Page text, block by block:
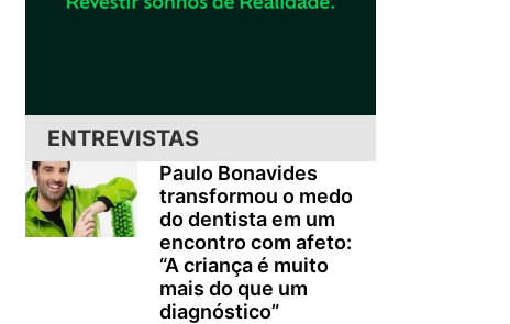
ENTREVISTAS
Paulo Bonavides
transformou o medo
do dentista em um
encontro com afeto:
“A criança é muito
mais do que um
diagnóstico”